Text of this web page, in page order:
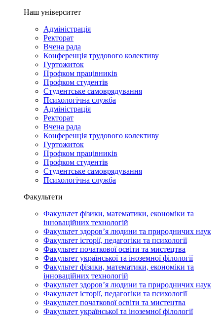
Наш університет
Адміністрація
Ректорат
Вчена рада
Конференція трудового колективу
Гуртожиток
Профком працівників
Профком студентів
Студентське самоврядування
Психологічна служба
Адміністрація
Ректорат
Вчена рада
Конференція трудового колективу
Гуртожиток
Профком працівників
Профком студентів
Студентське самоврядування
Психологічна служба
Факультети
Факультет фізики, математики, економіки та
інноваційних технологій
Факультет здоров’я людини та природничих наук
Факультет історії, педагогіки та психології
Факультет початкової освіти та мистецтва
Факультет української та іноземної філології
Факультет фізики, математики, економіки та
інноваційних технологій
Факультет здоров’я людини та природничих наук
Факультет історії, педагогіки та психології
Факультет початкової освіти та мистецтва
Факультет української та іноземної філології